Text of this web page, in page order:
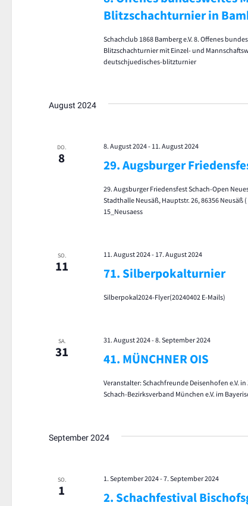
Blitzschachturnier in
Schachclub 1868 Bamberg e.V. 8. Offenes
Blitzschachturnier mit Einzel- und
deutschjuedisches-blitzturnier
August 2024
DO.
8 29. Augsburger
8. August 2024- 11. August 2024
29. Augsburger Friedensfest Schach-Open
Stadthalle Neusäß, Hauptstr. 26, 86356 Neusäß
15_Neusaess
SO.
11 71. Silberpokalturnier
11. August 2024- 17. August 2024
Silberpokal2024-Flyer(20240402 E-Mails)
SA.
31 41. MÜNCHNER OIS
31. August 2024- 8. September 2024
Veranstalter: Schachfreunde Deisenhofen e.V.
Schach-Bezirksverband München e.V. im
September 2024
SO.
1 2. Schachfestival
1. September 2024- 7. September 2024